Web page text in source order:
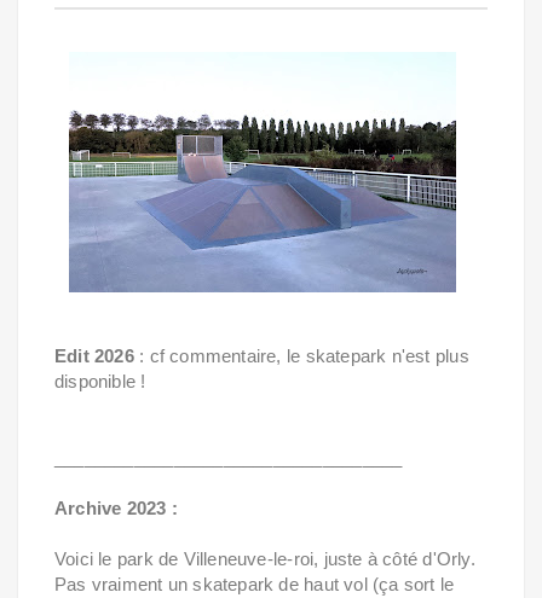
Edit 2026: cf commentaire, le skatepark n'est plus
disponible !
Archive 2023 :
Voici le park de Villeneuve-le-roi, juste à côté d'Orly.
Pas vraiment un skatepark de haut vol (ça sort le